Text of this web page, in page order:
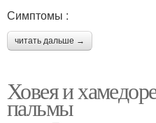
Симптомы :
читать дальше →
Ховея и
пальмы